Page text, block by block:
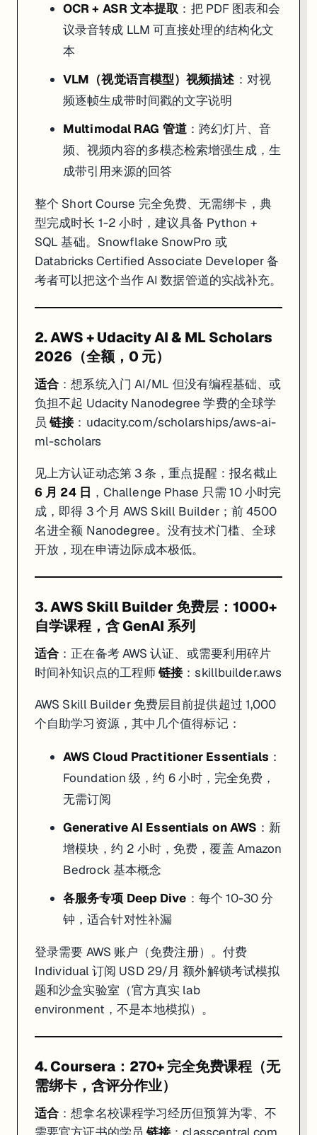
OCR + ASR 文本提取 ：把 PDF 图表和会
议录音转成 LLM 可直接处理的结构化文
本
VLM（视觉语言模型）视频描述 ：对视
频逐帧生成带时间戳的文字说明
Multimodal RAG 管道：跨幻灯片、音
频、视频内容的多模态检索增强生成，生
成带引用来源的回答
整个 Short Course 完全免费、无需绑卡，典
型完成时长 1-2 小时，建议具备 Python +
SQL 基础。Snowflake SnowPro 或
Databricks Certified Associate Developer 备
考者可以把这个当作 AI 数据管道的实战补充。
2. AWS + Udacity AI & ML Scholars
2026（全额，0 元）
适合 ：想系统入门 AI/ML 但没有编程基础、或
负担不起 Udacity Nanodegree 学费的全球学
员链接： udacity.com/scholarships/aws-ai-
ml-scholars
见上方认证动态第 3 条，重点提醒：报名截止
6 月 24 日 ，Challenge Phase 只需 10 小时完
成，即得 3 个月 AWS Skill Builder；前 4500
名进全额 Nanodegree。没有技术门槛、全球
开放，现在申请边际成本极低。
3. AWS Skill Builder 免费层：1000+
自学课程，含 GenAI 系列
适合 ：正在备考 AWS 认证、或需要利用碎片
时间补知识点的工程师链接：skillbuilder.aws
AWS Skill Builder 免费层目前提供超过 1,000
个自助学习资源，其中几个值得标记：
AWS Cloud Practitioner Essentials ：
Foundation 级，约 6 小时，完全免费，
无需订阅
Generative AI Essentials on AWS ：新
增模块，约 2 小时，免费，覆盖 Amazon
Bedrock 基本概念
各服务专项 Deep Dive ：每个 10-30 分
钟，适合针对性补漏
登录需要 AWS 账户（免费注册）。付费
Individual 订阅 USD 29/月 额外解锁考试模拟
题和沙盒实验室（官方真实 lab
environment，不是本地模拟）。
4. Coursera：270+ 完全免费课程（无
需绑卡，含评分作业）
适合 ：想拿名校课程学习经历但预算为零、不